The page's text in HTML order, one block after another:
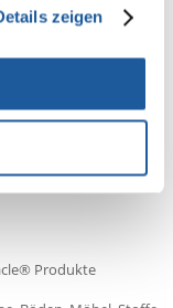
zeigen
Etikett vor. Außerhalb
Sie alle Anweisungen
MIT DEN AUGEN:
Entfernen Sie
entfernt werden
Produkte